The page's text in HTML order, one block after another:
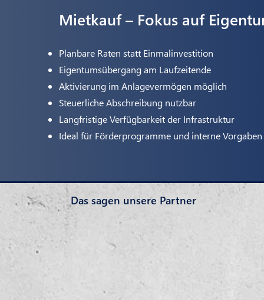
Mietkauf – Fokus auf
Planbare Raten statt Einmalinvestition
Eigentumsübergang am Laufzeitende
Aktivierung im Anlagevermögen möglich
Steuerliche Abschreibung nutzbar
Langfristige Verfügbarkeit der Infrastruktur
Ideal für Förderprogramme und interne Vorgaben
Das sagen unsere Partner